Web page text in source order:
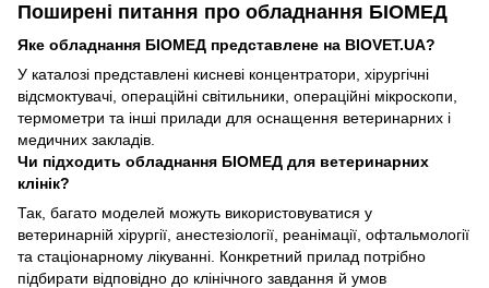
Поширені питання про обладнання БІОМЕД
Яке обладнання БІОМЕД представлене на BIOVET.UA?
У каталозі представлені кисневі концентратори, хірургічні
відсмоктувачі, операційні світильники, операційні мікроскопи,
термометри та інші прилади для оснащення ветеринарних і
медичних закладів.
Чи підходить обладнання БІОМЕД для ветеринарних
клінік?
Так, багато моделей можуть використовуватися у
ветеринарній хірургії, анестезіології, реанімації, офтальмології
та стаціонарному лікуванні. Конкретний прилад потрібно
підбирати відповідно до клінічного завдання й умов